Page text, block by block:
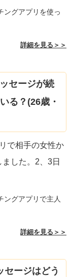
ングアプリを使っ
詳細を見る＞＞
セージが続
る？(26歳・
で相手の女性か
した。2、3日
ングアプリで主人
詳細を見る＞＞
セージはどう